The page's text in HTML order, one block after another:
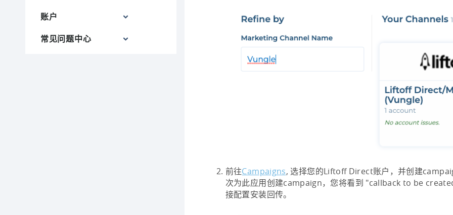
账户
常见问题中心
前往Campaigns, 选择您的Liftoff Direct账户，并创建
次为此应用创建campaign，您将看到 "callback to be
接配置安装回传。